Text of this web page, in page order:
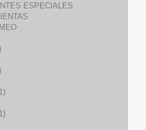
ESPECIALES